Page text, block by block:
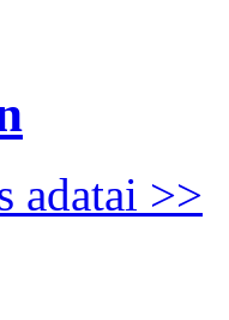
adatai >>